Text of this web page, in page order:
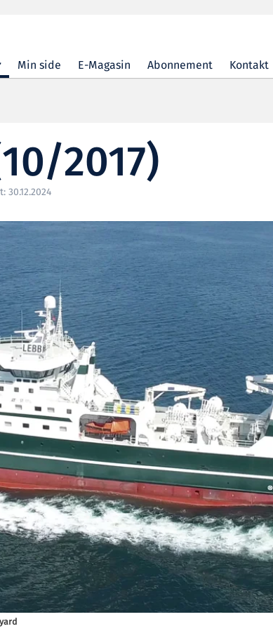
Min side E-Magasin Abonnement Kontakt
2017)
30.12.2024